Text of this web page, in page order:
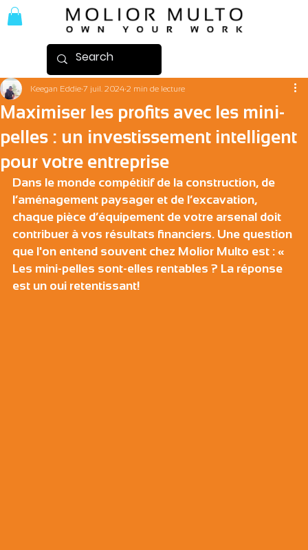
Maximiser les profits avec les mini-
pelles : un investissement intelligent
pour votre entreprise
Keegan Eddie 7 juil. 2024 2 min de lecture
Dans le monde compétitif de la construction, de
l’aménagement paysager et de l’excavation,
chaque pièce d’équipement de votre arsenal doit
contribuer à vos résultats financiers. Une question
que l'on entend souvent chez Molior Multo est : «
Les mini-pelles sont-elles rentables ? La réponse
est un oui retentissant!